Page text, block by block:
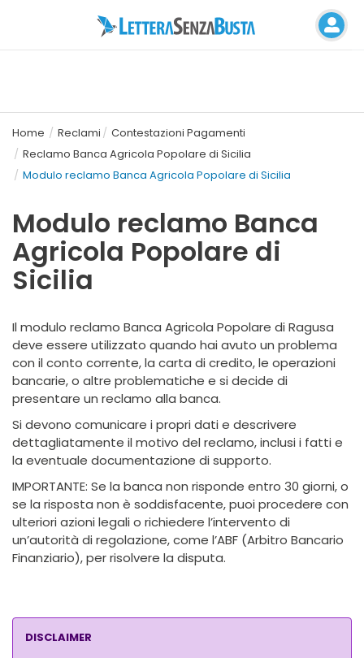
Home Reclami
Contestazioni Pagamenti
Reclamo Banca Agricola Popolare di Sicilia
Modulo reclamo Banca Agricola Popolare di Sicilia
Modulo reclamo Banca
Agricola Popolare di
Sicilia
Il modulo reclamo Banca Agricola Popolare di Ragusa
deve essere utilizzato quando hai avuto un problema
con il conto corrente, la carta di credito, le operazioni
bancarie, o altre problematiche e si decide di
presentare un reclamo alla banca.
Si devono comunicare i propri dati e descrivere
dettagliatamente il motivo del reclamo, inclusi i fatti e
la eventuale documentazione di supporto.
IMPORTANTE: Se la banca non risponde entro 30 giorni, o
se la risposta non è soddisfacente, puoi procedere con
ulteriori azioni legali o richiedere l’intervento di
un’autorità di regolazione, come l’ABF (Arbitro Bancario
Finanziario), per risolvere la disputa.
DISCLAIMER